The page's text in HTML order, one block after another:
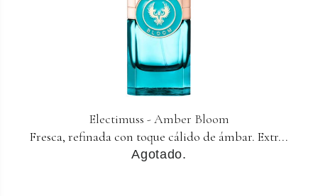
Electimuss - Amber Bloom
Fresca, refinada con toque cálido de ámbar. Extr...
Agotado.